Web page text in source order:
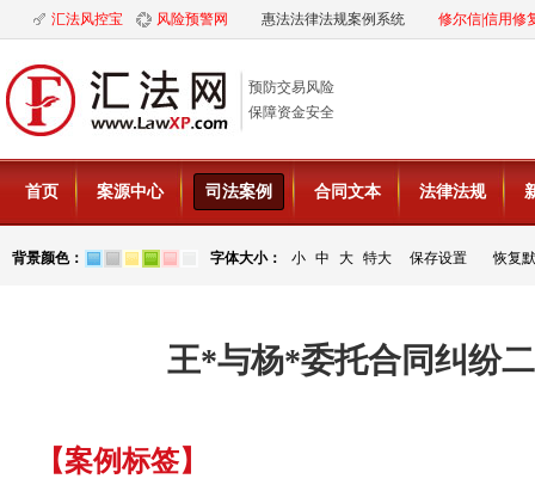
汇法风控宝 风险预警网 惠法法律法规案例系统 修尔信|信用修
预防交易风险
保障资金安全
首页 案源中心 司法案例 合同文本 法律法规
背景颜色： 字体大小： 小 中 大 特大 保存设置 恢复
王*与杨*委托合同纠纷
【案例标签】